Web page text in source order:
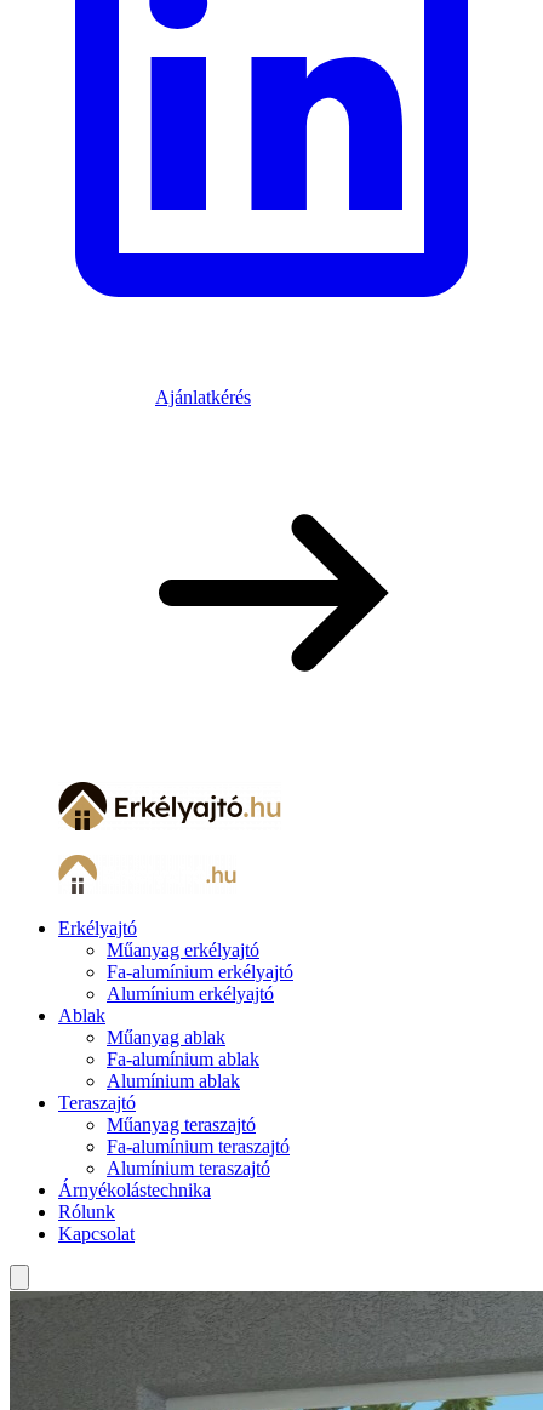
Ajánlatkérés
Erkélyajtó
Műanyag erkélyajtó
Fa-alumínium erkélyajtó
Alumínium erkélyajtó
Ablak
Műanyag ablak
Fa-alumínium ablak
Alumínium ablak
Teraszajtó
Műanyag teraszajtó
Fa-alumínium teraszajtó
Alumínium teraszajtó
Árnyékolástechnika
Rólunk
Kapcsolat